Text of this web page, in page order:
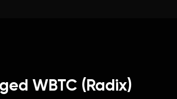
WBTC (Radix)